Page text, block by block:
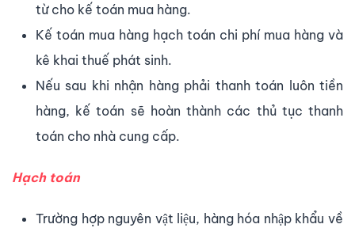
từ cho kế toán mua hàng.
Kế toán mua hàng hạch toán chi phí mua hàng và
kê khai thuế phát sinh.
Nếu sau khi nhận hàng phải thanh toán luôn tiền
hàng, kế toán sẽ hoàn thành các thủ tục thanh
toán cho nhà cung cấp.
Hạch toán
Trường hợp nguyên vật liệu, hàng hóa nhập khẩu về